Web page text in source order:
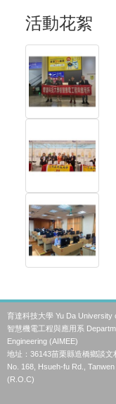
活動花絮
育達科技大學 Yu Da University
智慧機電工程與應用系
Engineering (AIMEE)
地址：36143苗栗縣造橋鄉談
No. 168, Hsueh-fu Rd.,
(R.O.C)